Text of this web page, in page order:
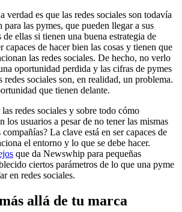
verdad es que las redes sociales son todavía
para las pymes, que pueden llegar a sus
ellas si tienen una buena estrategia de
capaces de hacer bien las cosas y tienen que
las redes sociales. De hecho, no verlo
oportunidad perdida y las cifras de pymes
redes sociales son, en realidad, un problema.
que tienen delante.
redes sociales y sobre todo cómo
los usuarios a pesar de no tener las mismas
La clave está en ser capaces de
el entorno y lo que se debe hacer.
que da Newswhip para pequeñas
ciertos parámetros de lo que una pyme
en redes sociales.
allá de tu marca